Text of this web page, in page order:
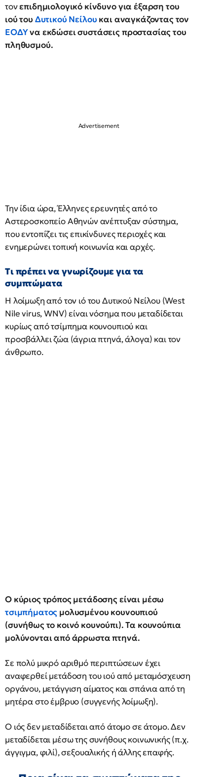
τονεπιδημιολογικό κίνδυνο για έξαρση του
ιού του Δυτικού Νείλου και αναγκάζοντας τον
ΕΟΔΥνα εκδώσει συστάσεις προστασίας του
πληθυσμού.
Την ίδια ώρα, Έλληνες ερευνητές από το
Αστεροσκοπείο Αθηνών ανέπτυξαν σύστημα,
που εντοπίζει τις επικίνδυνες περιοχές και
ενημερώνει τοπική κοινωνία και αρχές.
Τι πρέπει να γνωρίζουμε για τα
συμπτώματα
Η λοίμωξη από τον ιό του Δυτικού Νείλου (West
Nile virus, WNV) είναι νόσημα που μεταδίδεται
κυρίως από τσίμπημα κουνουπιού και
προσβάλλει ζώα (άγρια πτηνά, άλογα) και τον
άνθρωπο.
Ο κύριος τρόπος μετάδοσης είναι μέσω
τσιμπήματος μολυσμένου κουνουπιού
(συνήθως το κοινό κουνούπι). Τα κουνούπια
μολύνονται από άρρωστα πτηνά.
Σε πολύ μικρό αριθμό περιπτώσεων έχει
αναφερθεί μετάδοση του ιού από μεταμόσχευση
οργάνου, μετάγγιση αίματος και σπάνια από τη
μητέρα στο έμβρυο (συγγενής λοίμωξη).
Ο ιός δεν μεταδίδεται από άτομο σε άτομο. Δεν
μεταδίδεται μέσω της συνήθους κοινωνικής (π.χ.
άγγιγμα, φιλί), σεξουαλικής ή άλλης επαφής.